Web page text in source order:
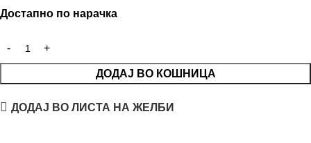
Достапно по нарачка
ДОДАЈ ВО КОШНИЦА
ДОДАЈ ВО ЛИСТА НА ЖЕЛБИ